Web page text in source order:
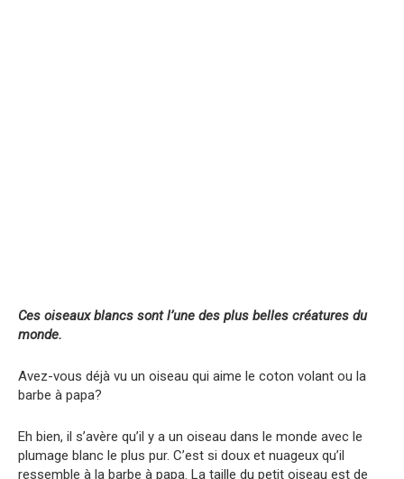
Ces oiseaux blancs sont l’une des plus belles créatures du
monde.
Avez-vous déjà vu un oiseau qui aime le coton volant ou la
barbe à papa?
Eh bien, il s’avère qu’il y a un oiseau dans le monde avec le
plumage blanc le plus pur. C’est si doux et nuageux qu’il
ressemble à la barbe à papa. La taille du petit oiseau est de